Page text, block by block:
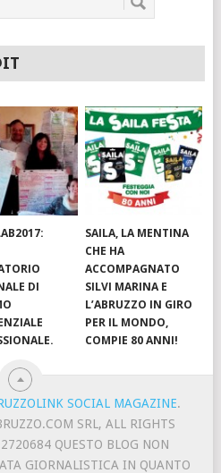
DI
SAILA, LA MENTINA
CHE HA
ACCOMPAGNATO
SILVI MARINA E
L’ABRUZZO IN GIRO
PER IL MONDO,
COMPIE 80 ANNI!
SOCIAL MAGAZINE.
SRL, ALL RIGHTS
QUESTO BLOG NON
GIORNALISTICA IN QUANTO